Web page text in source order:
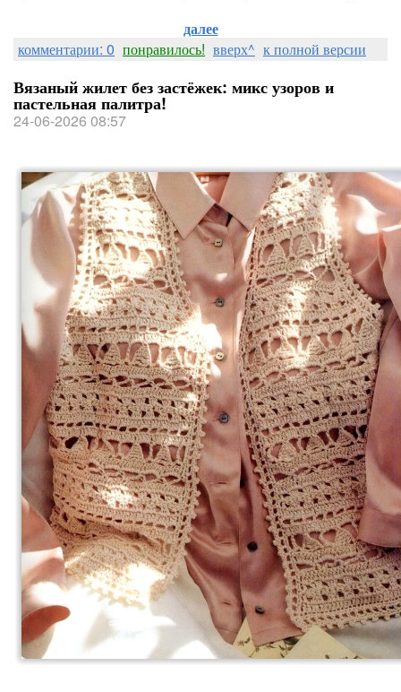
далее
комментарии: 0 понравилось! вверх^ к полной версии
Вязаный жилет без застёжек: микс узоров и
пастельная палитра!
24-06-2026 08:57